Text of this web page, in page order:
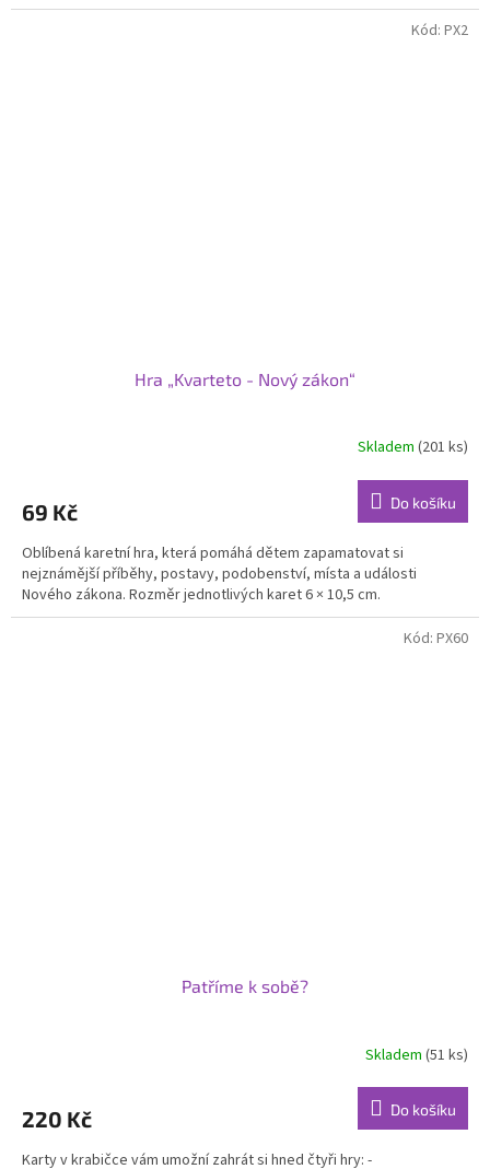
Hra „Kvarteto - Nový zákon“
je
z
5
hvězdiček.
Skladem(201 ks)
69 Kč Do košíku
Oblíbená karetní hra, která pomáhá dětem zapamatovat si
nejznámější příběhy, postavy, podobenství, místa a události
Nového zákona. Rozměr jednotlivých karet 6 × 10,5 cm.
Kód: PX2
Patříme k sobě?
je
z
Skladem(51 ks)
220 Kč Do košíku
Karty v krabičce vám umožní zahrát si hned čtyři hry: -
Kód: PX60